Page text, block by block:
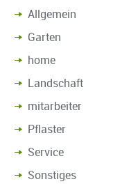
Allgemein
Garten
home
Landschaft
mitarbeiter
Pflaster
Service
Sonstiges